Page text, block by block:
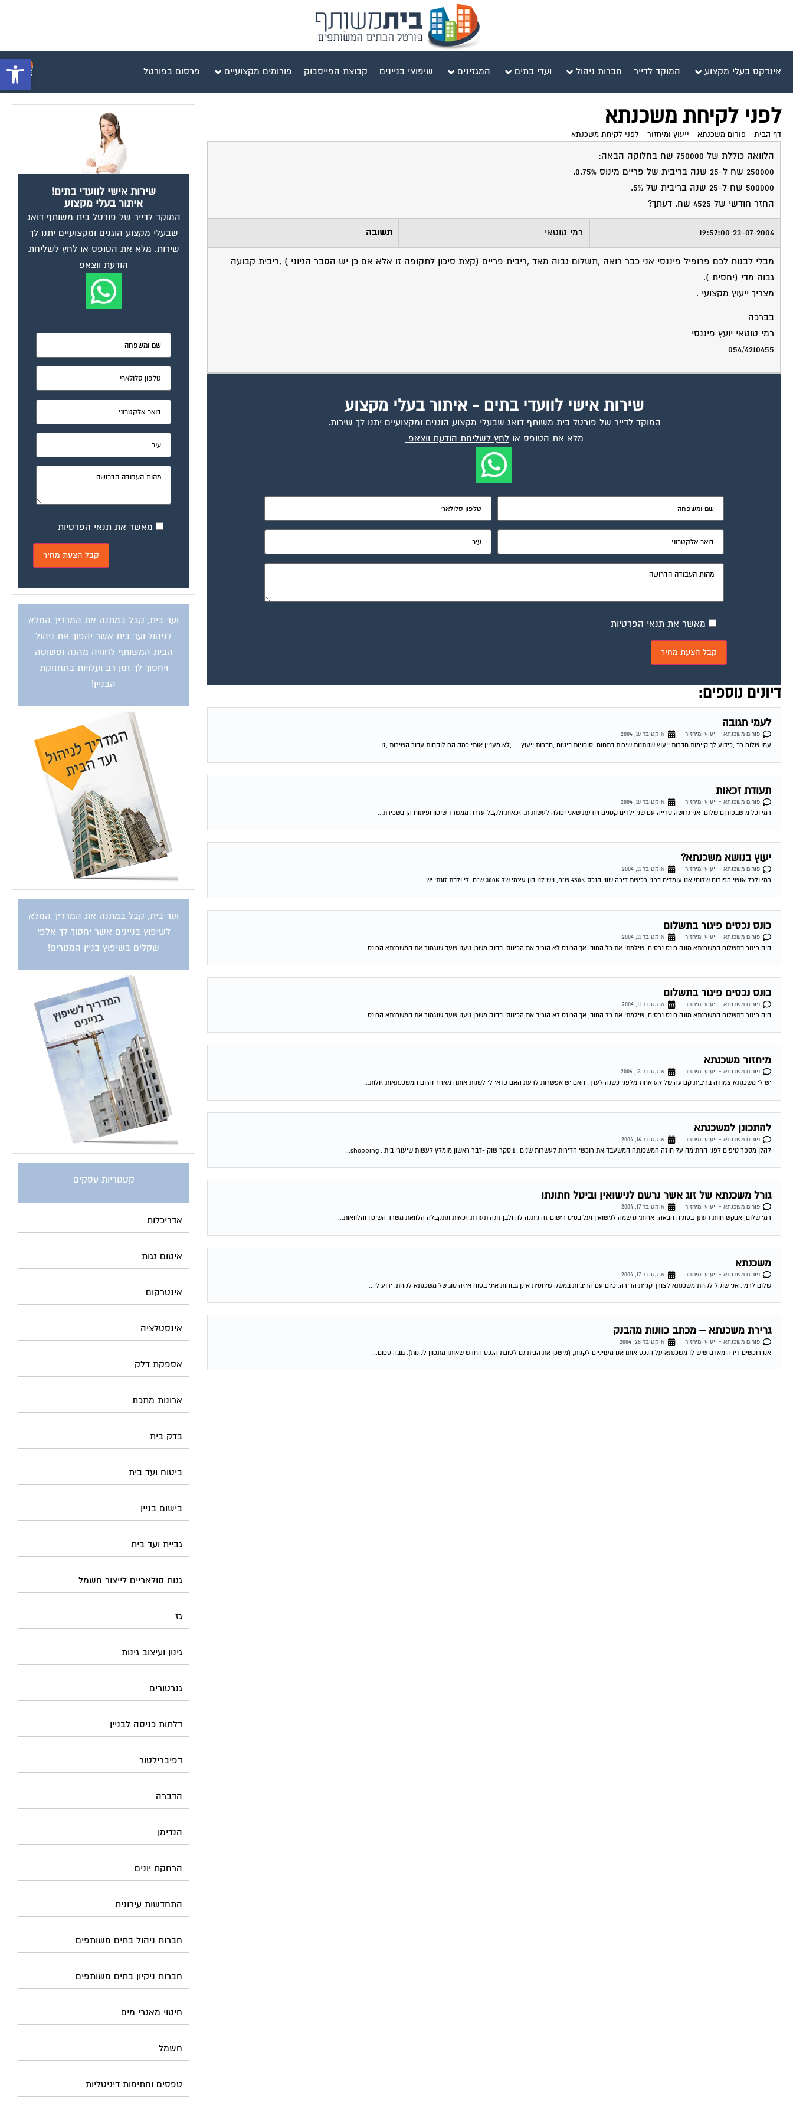
פתח אינדקס בעלי מקצוע המוקד לדייר חברות ניהול ועדי בתים המגזינים שיפוצי בניינים קבוצת הפייסבוק פורומים מקצועיים פרסום בפורטל
לפני לקיחת משכנתא
דף הבית - פורום משכנתא - ייעוץ ומיחזור - לפני לקיחת משכנתא
הלוואה כוללת של 750000 שח בחלוקה הבאה:
250000 שח ל-25 שנה בריבית של פריים מינוס 0.75%.
500000 שח ל-25 שנה בריבית של 5%.
החזר חודשי של 4525 שח. דעתך?
23-07-2006 19:57:00 רמי טוטאי תשובה
מבלי לבנות לכם פרופיל פיננסי אני כבר רואה ,תשלום גבוה מאד ,ריבית פריים (קצת סיכון לתקופה זו אלא אם כן יש הסבר הגיוני ) ,ריבית קבועה
גבוה מדי (יחסית ).
מצריך ייעוץ מקצועי .
בברכה
רמי טוטאי יועץ פיננסי
054/4210455
שירות אישי לוועדי בתים - איתור בעלי מקצוע
המוקד לדייר של פורטל בית משותף דואג שבעלי מקצוע הוגנים ומקצועיים יתנו לך שירות.
מלא את הטופס אולחץ לשליחת הודעת ווצאפ
מאשר את תנאי הפרטיות
דיונים נוספים:
לעמי תגובה
פורום משכנתא - ייעוץ ומיחזור
אוקטובר 10, 2004
עמי שלום רב ,כידוע לך קיימות חברות ייעוץ שנותנות שירות בתחום ,סוכניות ביטוח ,חברות ייעוץ … ,לא מעניין אותי כמה הם לוקחות עבור השירות ,זו...
תעודת זכאות
פורום משכנתא - ייעוץ ומיחזור
אוקטובר 10, 2004
רמי וכל מ שבפורום שלום. אני גרושה טרייה עם שני ילדים קטנים ויודעת שאני יכולה לעשות ת. זכאות ולקבל עזרה ממשרד שיכון ופיתוח הן בשכירת...
יעוץ בנושא משכנתא?
פורום משכנתא - ייעוץ ומיחזור
אוקטובר 11, 2004
רמי ולכל אנשי הפורום שלום! אנו עומדים בפני רכישת דירה שווי הנכס 450K ש"ח, ויש לנו הון עצמי של 300K ש"ח. לי ולבת זוגתי יש...
כונס נכסים פיגור בתשלום
פורום משכנתא - ייעוץ ומיחזור
אוקטובר 11, 2004
היה פיגור בתשלום המשכנתא מונה כונס נכסים, שילמתי את כל החוב, אך הכונס לא הוריד את הכינוס. בבנק משכן טענו שעד שנגמור את המשכנתא הכונס...
כונס נכסים פיגור בתשלום
פורום משכנתא - ייעוץ ומיחזור
אוקטובר 11, 2004
היה פיגור בתשלום המשכנתא מונה כונס נכסים, שילמתי את כל החוב, אך הכונס לא הוריד את הכינוס. בבנק משכן טענו שעד שנגמור את המשכנתא הכונס...
מיחזור משכנתא
פורום משכנתא - ייעוץ ומיחזור
אוקטובר 13, 2004
יש לי משכנתא צמודה בריבית קבועה של 5.9 אחוז מלפני כשנה לערך. האם יש אפשרות לדעת האם כדאי לי לשנות אותה מאחר והיום המשכנתאות זולות...
להתכונן למשכנתא
פורום משכנתא - ייעוץ ומיחזור
אוקטובר 16, 2004
להלן מספר טיפים לפני החתימה על חוזה המשכנתה המשעבד את רוכשי הדירות לעשרות שנים . 1.סקר שוק -דבר ראשון מומלץ לעשות שיעורי בית . shopping...
גורל משכנתא של זוג אשר נרשם לנישואין וביטל חתונתו
פורום משכנתא - ייעוץ ומיחזור
אוקטובר 17, 2004
רמי שלום, אבקש חוות דעתך בסוגיה הבאה; אחותי נרשמה לנישואין ועל בסיס רישום זה ניתנה לה ולבן זוגה תעודת זכאות ונתקבלה הלוואת משרד השיכון והלוואות...
משכנתא
פורום משכנתא - ייעוץ ומיחזור
אוקטובר 17, 2004
שלום לרמי. אני שוקל לקחת משכנתא לצורך קניית הדירה. כיום עם הריביות במשק שיחסית אינן גבוהות איני בטוח איזה סוג של משכנתא לקחת. ידוע לי...
גרירת משכנתא – מכתב כוונות מהבנק
פורום משכנתא - ייעוץ ומיחזור
אוקטובר 28, 2004
אנו רוכשים דירה מאדם שיש לו משכנתא על הנכס אותו אנו מעויניים לקנות, (מישכן את הבית גם לטובת הנכס החדש שאותו מתכוון לקנות). גובה סכום...
שירות אישי לוועדי בתים!
איתור בעלי מקצוע
המוקד לדייר של פורטל בית משותף דואג
שבעלי מקצוע הוגנים ומקצועיים יתנו לך
שירות. מלא את הטופס אולחץ לשליחת
הודעת ווצאפ
מאשר את תנאי הפרטיות
ועד בית, קבל במתנה את המדריך המלא
לניהול ועד בית אשר יהפוך את ניהול
הבית המשותף לחוויה מהנה ופשוטה
ויחסוך לך זמן רב ועלויות בתחזוקת
הבניין!
ועד בית, קבל במתנה את המדריך המלא
לשיפוץ בניינים אשר יחסוך לך אלפי
שקלים בשיפוץ בניין המגורים!
קטגוריות עסקים
אדריכלות
איטום גגות
אינטרקום
אינסטלציה
אספקת דלק
ארונות מתכת
בדק בית
ביטוח ועד בית
בישום בניין
גביית ועד בית
גגות סולאריים לייצור חשמל
גז
גינון ועיצוב גינות
גנרטורים
דלתות כניסה לבניין
דפיברילטור
הדברה
הנדימן
הרחקת יונים
התחדשות עירונית
חברות ניהול בתים משותפים
חברות ניקיון בתים משותפים
חיטוי מאגרי מים
חשמל
טפסים וחתימות דיגיטליות